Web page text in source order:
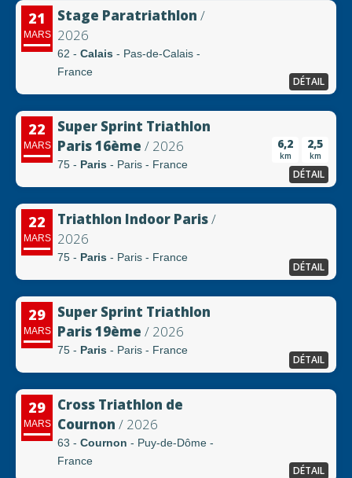
21
MARS
Stage Paratriathlon /
2026
62 - Calais - Pas-de-Calais -
France
DÉTAIL
22
MARS
Super Sprint Triathlon
Paris 16ème / 2026
75 - Paris - Paris - France
6,2
km
2,5
km
DÉTAIL
22
MARS
Triathlon Indoor Paris/
2026
75 - Paris - Paris - France
DÉTAIL
29
MARS
Super Sprint Triathlon
Paris 19ème / 2026
75 - Paris - Paris - France
DÉTAIL
29
MARS
Cross Triathlon de
Cournon / 2026
63 - Cournon - Puy-de-Dôme -
France
DÉTAIL